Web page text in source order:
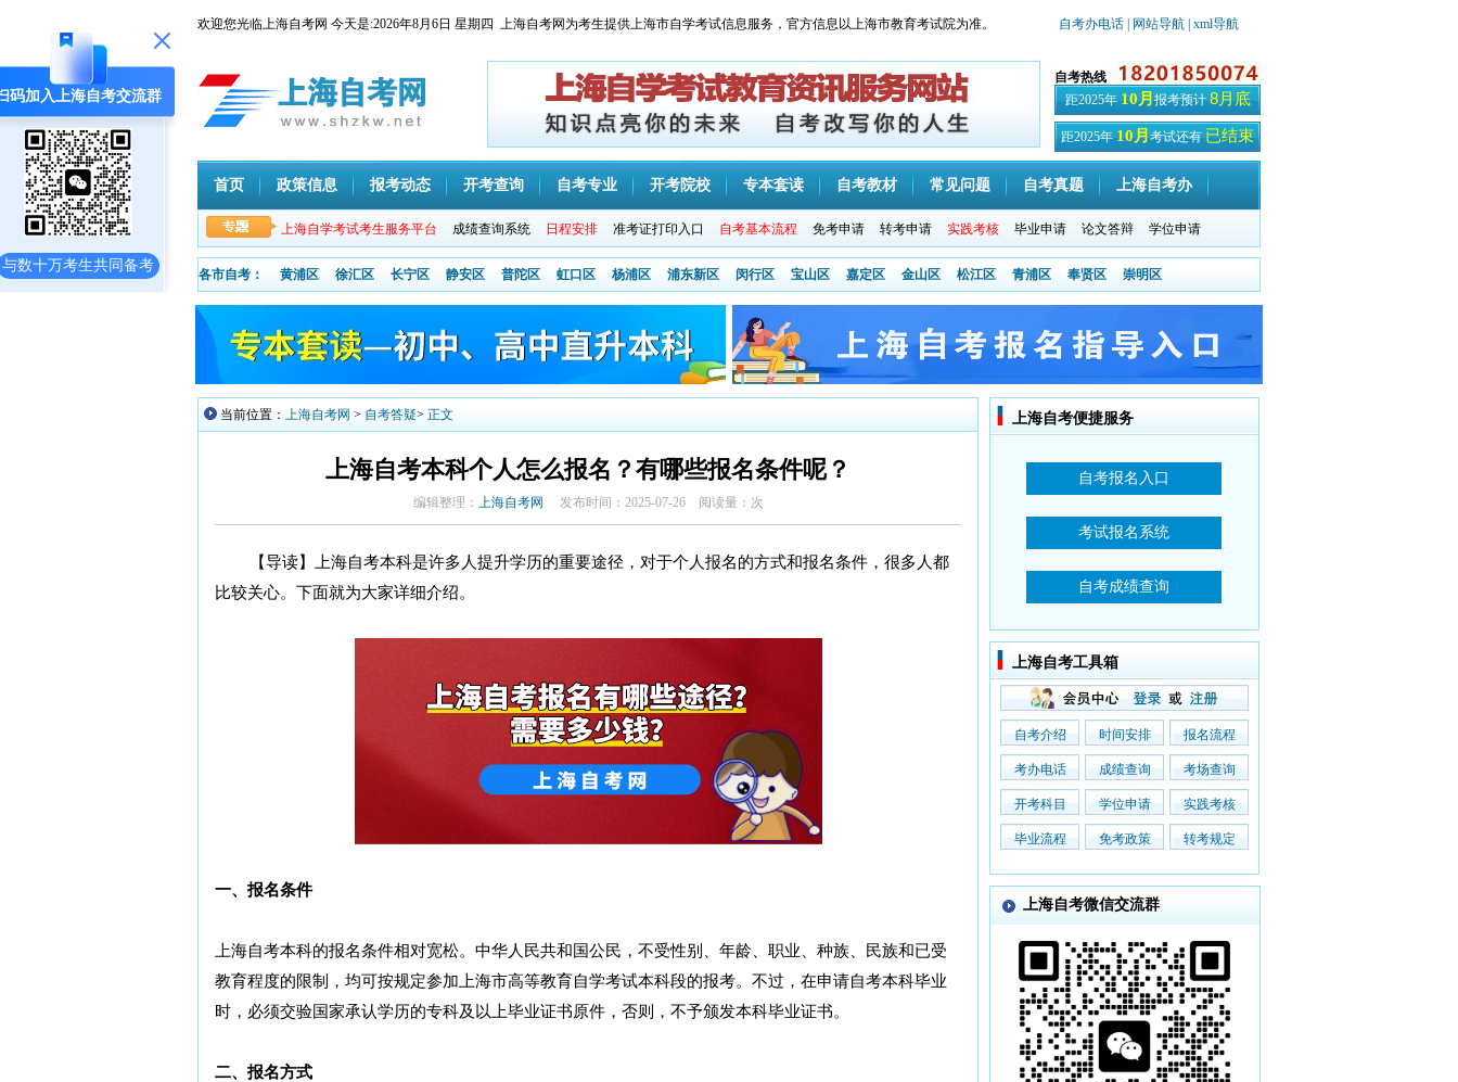
码加入上海自考交流群
与数十万考生共同备考
欢迎您光临上海自考网 今天是:2026年8月6日 星期四 上海自考网为考生提供上海市自学考试信息服务，官方信息以上海市教育考试院为准。 自考办电话 | 网站导航 | xml导航
自考热线
距2025年 10月 报考预计 8月底
距2025年 10月 考试还有 已结束
天
首页 政策信息 报考动态 开考查询 自考专业 开考院校 专本套读 自考教材 常见问题 自考真题 上海自考办
上海自学考试考生服务平台 成绩查询系统 日程安排 准考证打印入口 自考基本流程 免考申请 转考申请 实践考核 毕业申请 论文答辩 学位申请
各市自考： 黄浦区 徐汇区 长宁区 静安区 普陀区 虹口区 杨浦区 浦东新区 闵行区 宝山区 嘉定区 金山区 松江区 青浦区 奉贤区 崇明区
当前位置： 上海自考网 > 自考答疑> 正文
上海自考本科个人怎么报名？有哪些报名条件呢？
编辑整理： 上海自考网 发布时间：2025-07-26 阅读量： 次
【导读】上海自考本科是许多人提升学历的重要途径，对于个人报名的方式和报名条件，很多人都
比较关心。下面就为大家详细介绍。
一、报名条件
上海自考本科的报名条件相对宽松。中华人民共和国公民，不受性别、年龄、职业、种族、民族和已受
教育程度的限制，均可按规定参加上海市高等教育自学考试本科段的报考。不过，在申请自考本科毕业
时，必须交验国家承认学历的专科及以上毕业证书原件，否则，不予颁发本科毕业证书。
二、报名方式
上海自考便捷服务
上海自考工具箱
自考介绍 时间安排 报名流程
考办电话 成绩查询 考场查询
开考科目 学位申请 实践考核
毕业流程 免考政策 转考规定
上海自考微信交流群